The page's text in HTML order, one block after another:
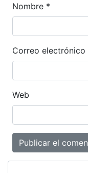
Nombre *
Correo electrónico
Web